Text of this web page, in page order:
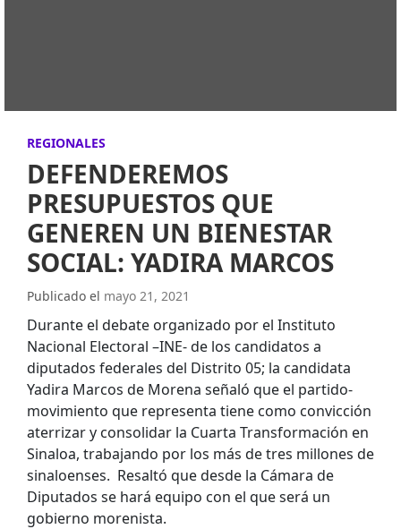
REGIONALES
DEFENDEREMOS
PRESUPUESTOS QUE
GENEREN UN BIENESTAR
SOCIAL: YADIRA MARCOS
Publicado el mayo 21, 2021
Durante el debate organizado por el Instituto
Nacional Electoral –INE- de los candidatos a
diputados federales del Distrito 05; la candidata
Yadira Marcos de Morena señaló que el partido-
movimiento que representa tiene como convicción
aterrizar y consolidar la Cuarta Transformación en
Sinaloa, trabajando por los más de tres millones de
sinaloenses. Resaltó que desde la Cámara de
Diputados se hará equipo con el que será un
gobierno morenista.